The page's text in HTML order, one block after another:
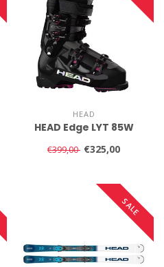
HEAD
HEAD Edge LYT 85W
€399,00 €325,00
SALE